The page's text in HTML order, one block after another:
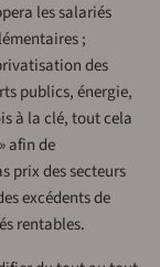
les salariés
;
des
publics, énergie,
à la clé, tout cela
afin de
prix des secteurs
excédents de
rentables.